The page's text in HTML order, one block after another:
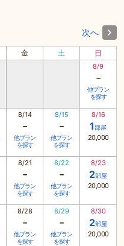
次へ
金 土 日
8/9
-
他プラン
を探す
8/14
-
他プラン
を探す
8/15
-
他プラン
を探す
8/16
1部屋
20,000
8/21
-
他プラン
を探す
8/22
-
他プラン
を探す
8/23
2部屋
20,000
8/28
-
他プラン
を探す
8/29
-
他プラン
を探す
8/30
2部屋
20,000